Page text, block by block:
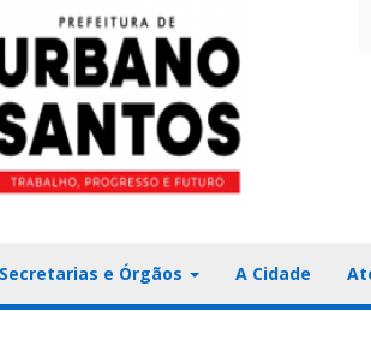
Secretarias e Órgãos A Cidade